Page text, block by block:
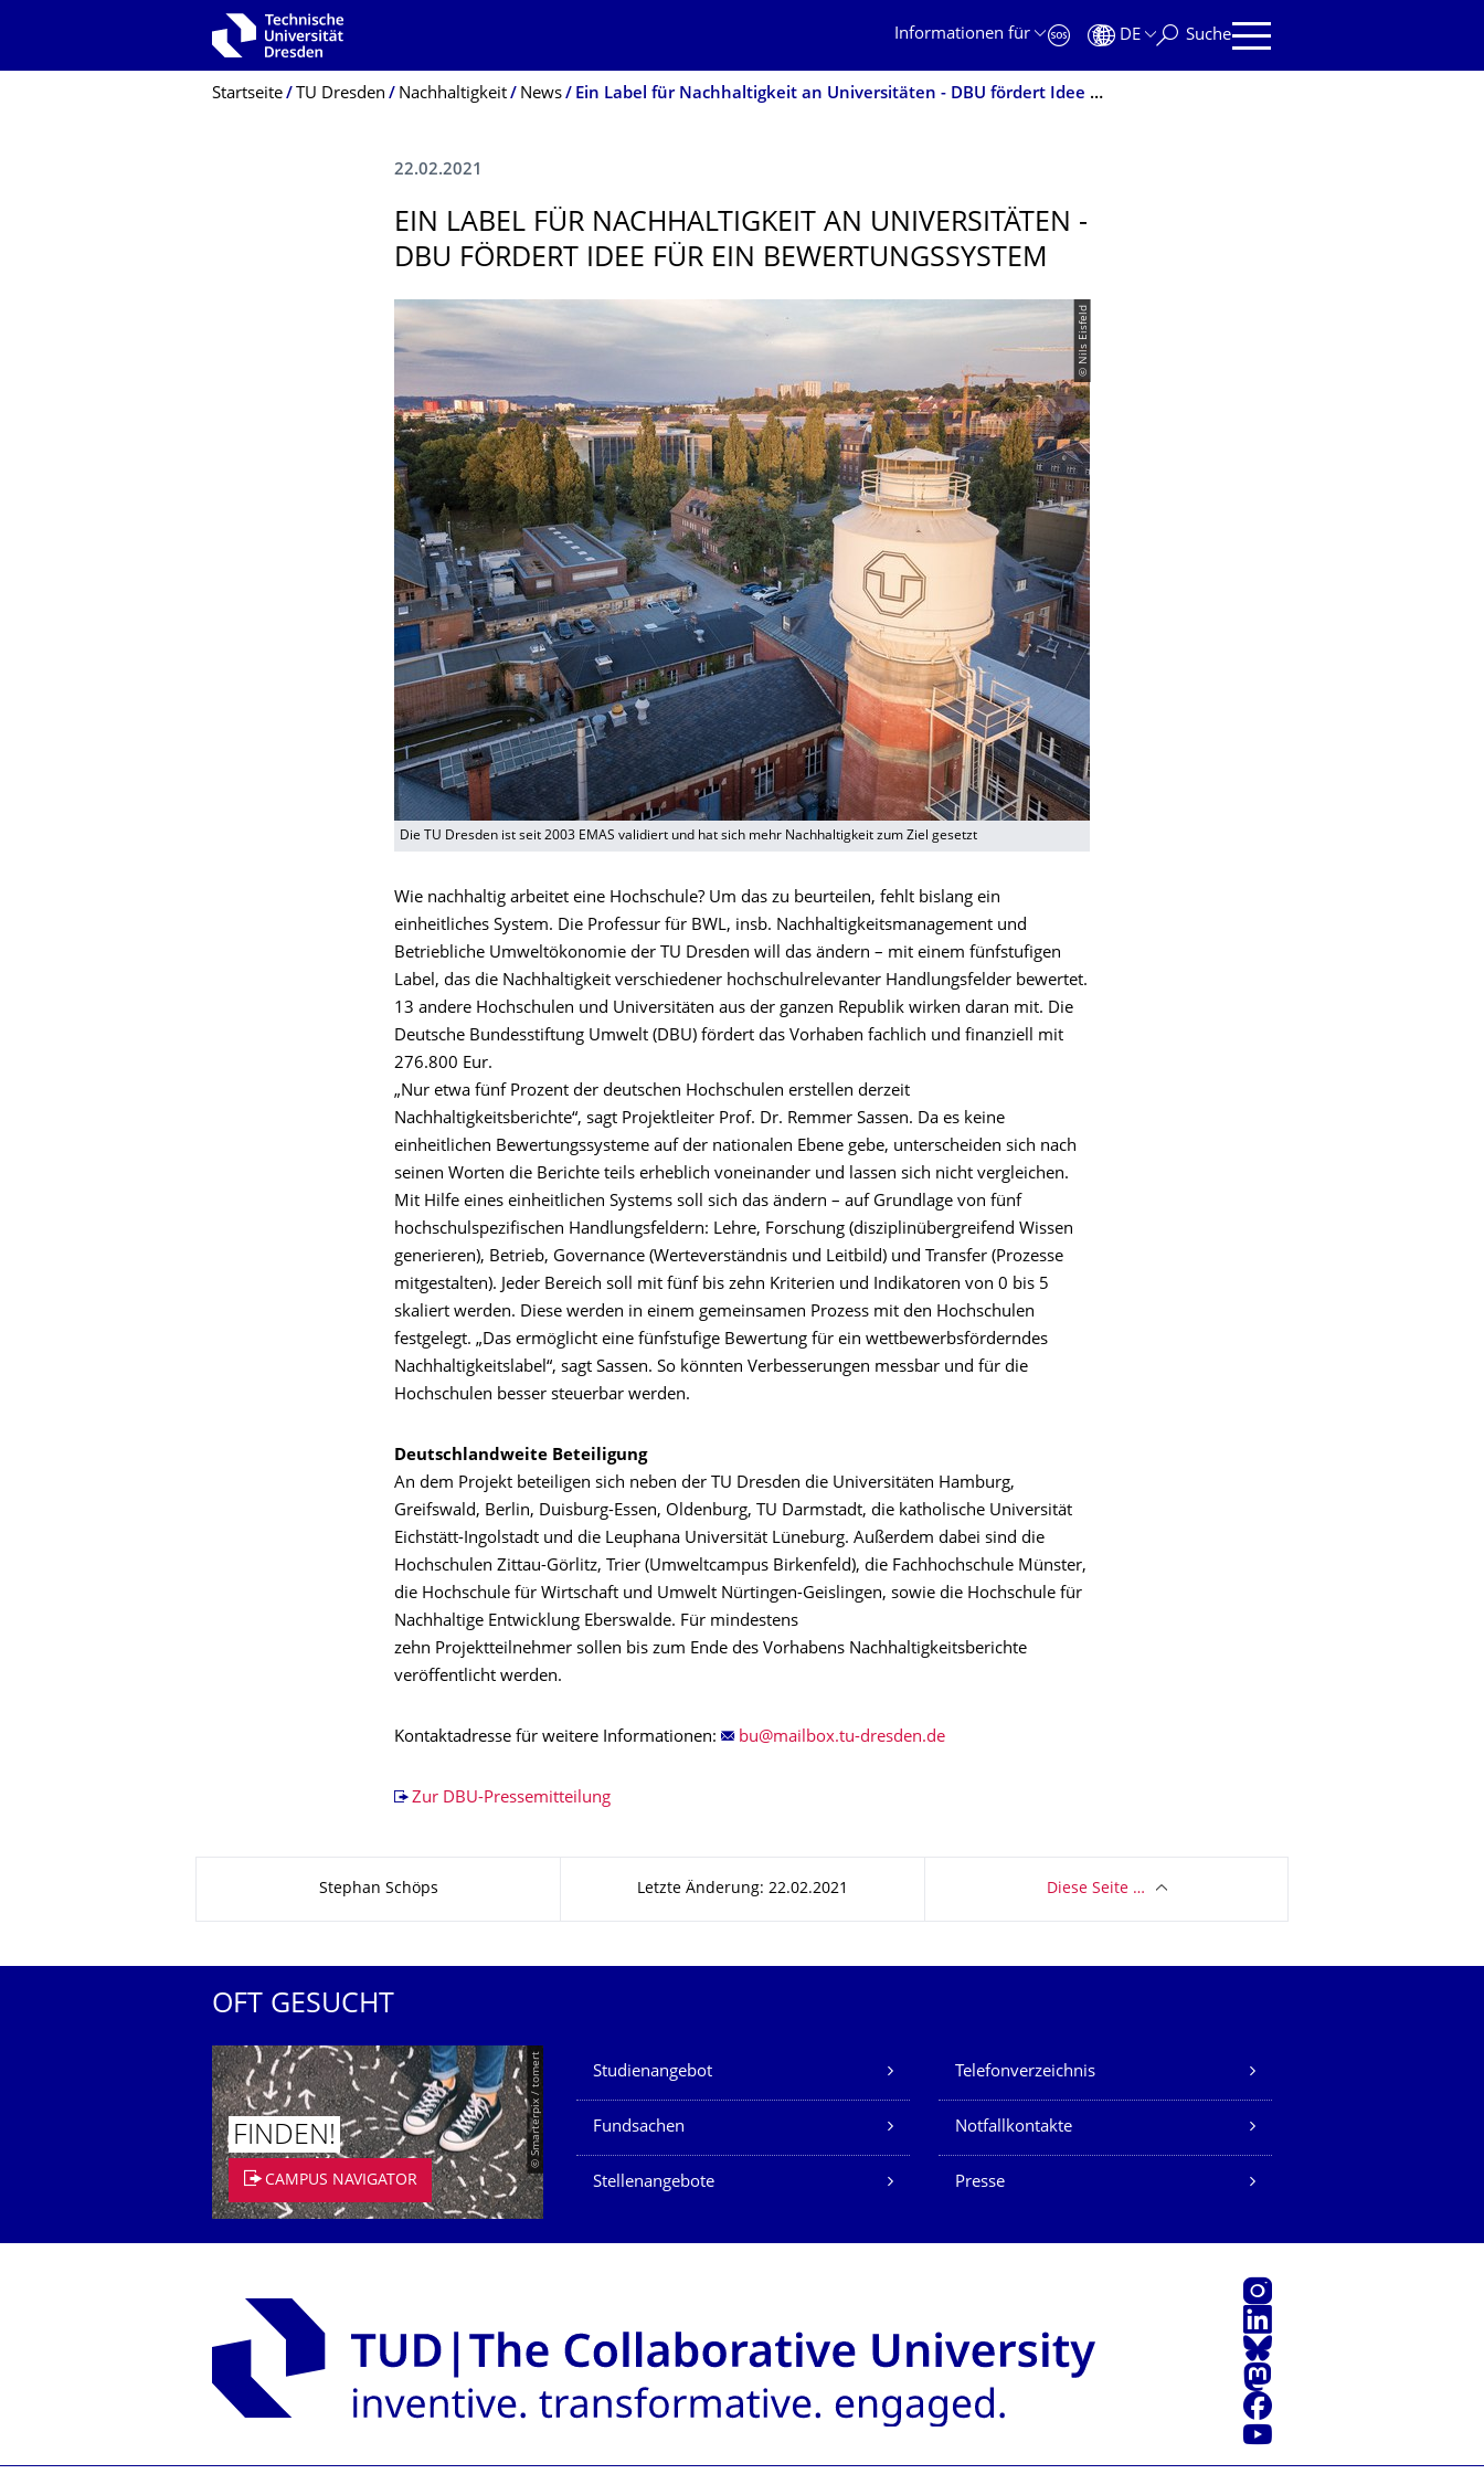
Zur Hauptnavigation springen
Informationen für
DE Suche
Breadcrumb-Menü
Startseite TU Dresden Nachhaltigkeit News Ein Label für Nachhaltigkeit an Universitäten - DBU fördert Idee für ein Bewertungssystem
22.02.2021
EIN LABEL FÜR NACHHALTIGKEIT AN UNIVERSITÄTEN -
DBU FÖRDERT IDEE FÜR EIN BEWERTUNGSSYS­TEM
© Nils Eisfeld
Die TU Dresden ist seit 2003 EMAS validiert und hat sich mehr Nachhaltigkeit zum Ziel gesetzt
Wie nachhaltig arbeitet eine Hochschule? Um das zu beurteilen, fehlt bislang ein
einheitliches System. Die Professur für BWL, insb. Nachhaltigkeitsmanagement und
Betriebliche Umweltökonomie der TU Dresden will das ändern – mit einem fünfstufigen
Label, das die Nachhaltigkeit verschiedener hochschulrelevanter Handlungsfelder bewertet.
13 andere Hochschulen und Universitäten aus der ganzen Republik wirken daran mit. Die
Deutsche Bundesstiftung Umwelt (DBU) fördert das Vorhaben fachlich und finanziell mit
276.800 Eur.
„Nur etwa fünf Prozent der deutschen Hochschulen erstellen derzeit
Nachhaltigkeitsberichte“, sagt Projektleiter Prof. Dr. Remmer Sassen. Da es keine
einheitlichen Bewertungssysteme auf der nationalen Ebene gebe, unterscheiden sich nach
seinen Worten die Berichte teils erheblich voneinander und lassen sich nicht vergleichen.
Mit Hilfe eines einheitlichen Systems soll sich das ändern – auf Grundlage von fünf
hochschulspezifischen Handlungsfeldern: Lehre, Forschung (disziplinübergreifend Wissen
generieren), Betrieb, Governance (Werteverständnis und Leitbild) und Transfer (Prozesse
mitgestalten). Jeder Bereich soll mit fünf bis zehn Kriterien und Indikatoren von 0 bis 5
skaliert werden. Diese werden in einem gemeinsamen Prozess mit den Hochschulen
festgelegt. „Das ermöglicht eine fünfstufige Bewertung für ein wettbewerbsförderndes
Nachhaltigkeitslabel“, sagt Sassen. So könnten Verbesserungen messbar und für die
Hochschulen besser steuerbar werden.
Deutschlandweite Beteiligung
An dem Projekt beteiligen sich neben der TU Dresden die Universitäten Hamburg,
Greifswald, Berlin, Duisburg-Essen, Oldenburg, TU Darmstadt, die katholische Universität
Eichstätt-Ingolstadt und die Leuphana Universität Lüneburg. Außerdem dabei sind die
Hochschulen Zittau-Görlitz, Trier (Umweltcampus Birkenfeld), die Fachhochschule Münster,
die Hochschule für Wirtschaft und Umwelt Nürtingen-Geislingen, sowie die Hochschule für
Nachhaltige Entwicklung Eberswalde. Für mindestens
zehn Projektteilnehmer sollen bis zum Ende des Vorhabens Nachhaltigkeitsberichte
veröffentlicht werden.
Kontaktadresse für weitere Informationen:
Zur DBU-Pressemitteilung
Stephan Schöps Letzte Änderung: 22.02.2021 Diese Seite …
OFT GESUCHT
© Smarterpix / tomert
FINDEN!
CAMPUS NAVIGATOR
Unsere Dienste
Studienangebot Telefonverzeichnis
Fundsachen Notfallkontakte
Stellenangebote Presse
Instagram
LinkedIn
Bluesky
Mastodon
Facebook
Youtube